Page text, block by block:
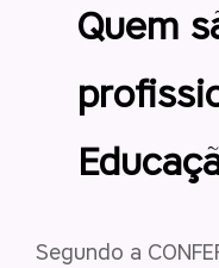
Quem
Segundo a